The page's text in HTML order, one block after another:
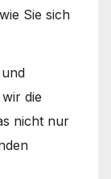
Sie sich
die
nicht nur